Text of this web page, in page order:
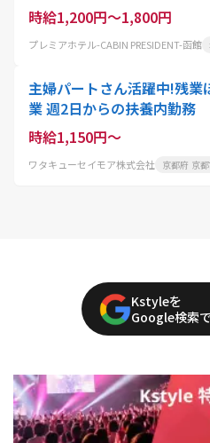
時給1,200円～1,800円
プレミアホテル-CABIN PRESIDENT-函館
主婦パートさん活躍中!残業
業 週2日からの扶養内勤務
時給1,150円～
ワタキューセイモア株式会社 京都府 京
Kstyleを
Google検索